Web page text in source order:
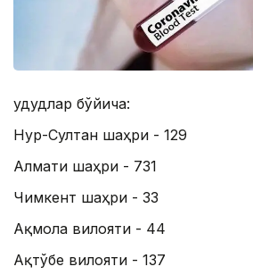
Ҳудудлар бўйича:
Нур-Султан шаҳри - 129
Алмати шаҳри - 731
Чимкент шаҳри - 33
Aқмола вилояти - 44
Aқтўбе вилояти - 137